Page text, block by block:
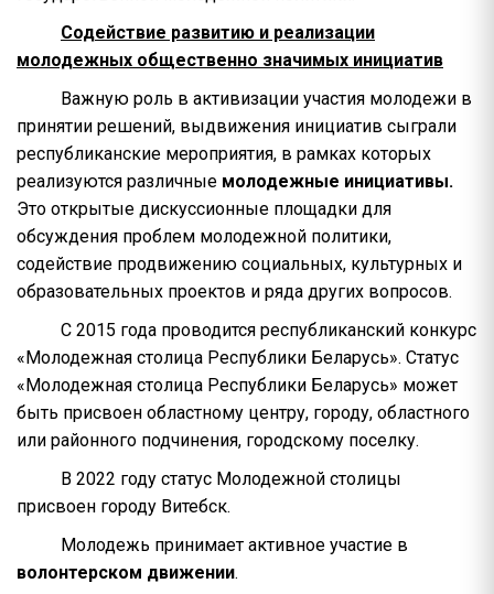
Содействие развитию и реализации
молодежных общественно значимых инициатив
Важную роль в активизации участия молодежи в
принятии решений, выдвижения инициатив сыграли
республиканские мероприятия, в рамках которых
реализуются различные молодежные инициативы.
Это открытые дискуссионные площадки для
обсуждения проблем молодежной политики,
содействие продвижению социальных, культурных и
образовательных проектов и ряда других вопросов.
С 2015 года проводится республиканский конкурс
«Молодежная столица Республики Беларусь». Статус
«Молодежная столица Республики Беларусь» может
быть присвоен областному центру, городу, областного
или районного подчинения, городскому поселку.
В 2022 году статус Молодежной столицы
присвоен городу Витебск.
Молодежь принимает активное участие в
волонтерском движении.